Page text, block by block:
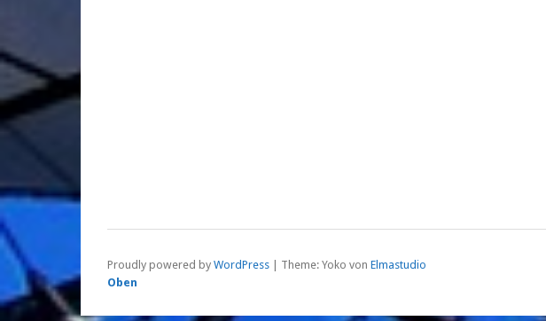
Proudly powered by WordPress Theme: Yoko von Elmastudio
Oben